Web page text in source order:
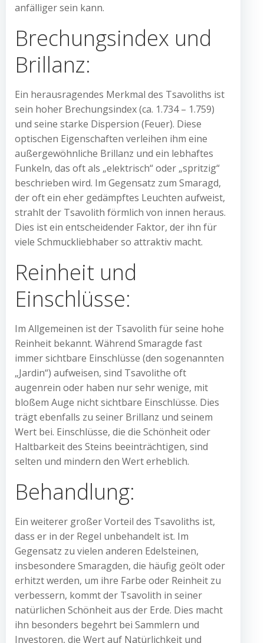
anfälliger sein kann.
Brechungsindex und
Brillanz:
Ein herausragendes Merkmal des Tsavoliths ist
sein hoher Brechungsindex (ca. 1.734 – 1.759)
und seine starke Dispersion (Feuer). Diese
optischen Eigenschaften verleihen ihm eine
außergewöhnliche Brillanz und ein lebhaftes
Funkeln, das oft als „elektrisch“ oder „spritzig“
beschrieben wird. Im Gegensatz zum Smaragd,
der oft ein eher gedämpftes Leuchten aufweist,
strahlt der Tsavolith förmlich von innen heraus.
Dies ist ein entscheidender Faktor, der ihn für
viele Schmuckliebhaber so attraktiv macht.
Reinheit und
Einschlüsse:
Im Allgemeinen ist der Tsavolith für seine hohe
Reinheit bekannt. Während Smaragde fast
immer sichtbare Einschlüsse (den sogenannten
„Jardin“) aufweisen, sind Tsavolithe oft
augenrein oder haben nur sehr wenige, mit
bloßem Auge nicht sichtbare Einschlüsse. Dies
trägt ebenfalls zu seiner Brillanz und seinem
Wert bei. Einschlüsse, die die Schönheit oder
Haltbarkeit des Steins beeinträchtigen, sind
selten und mindern den Wert erheblich.
Behandlung:
Ein weiterer großer Vorteil des Tsavoliths ist,
dass er in der Regel unbehandelt ist. Im
Gegensatz zu vielen anderen Edelsteinen,
insbesondere Smaragden, die häufig geölt oder
erhitzt werden, um ihre Farbe oder Reinheit zu
verbessern, kommt der Tsavolith in seiner
natürlichen Schönheit aus der Erde. Dies macht
ihn besonders begehrt bei Sammlern und
Investoren, die Wert auf Natürlichkeit und